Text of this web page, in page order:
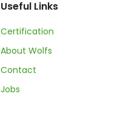
Useful Links
Certification
About Wolfs
Contact
Jobs